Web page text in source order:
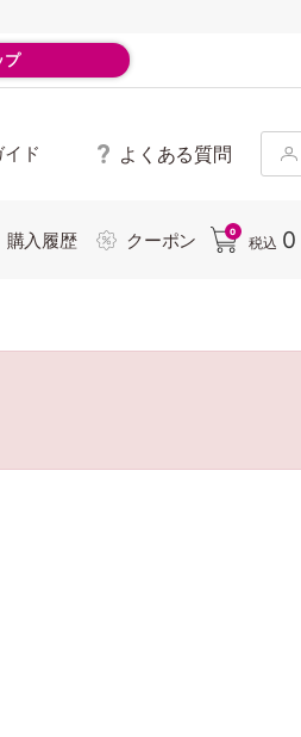
プ
イド よくある質問
購入履歴 クーポン 0
税込 0